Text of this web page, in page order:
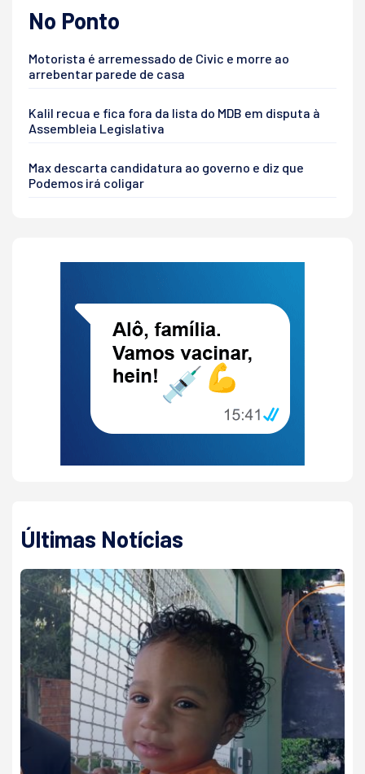
No Ponto
Motorista é arremessado de Civic e morre ao
arrebentar parede de casa
Kalil recua e fica fora da lista do MDB em disputa à
Assembleia Legislativa
Max descarta candidatura ao governo e diz que
Podemos irá coligar
Últimas Notícias